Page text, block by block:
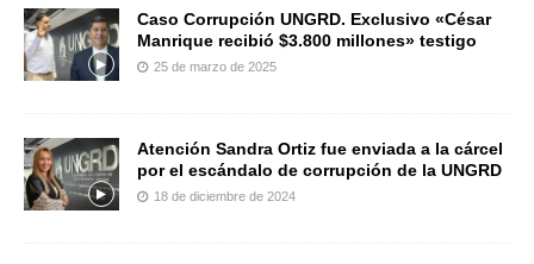
Caso Corrupción UNGRD. Exclusivo «César
Manrique recibió $3.800 millones» testigo
25 de marzo de 2025
Atención Sandra Ortiz fue enviada a la cárcel
por el escándalo de corrupción de la UNGRD
18 de diciembre de 2024